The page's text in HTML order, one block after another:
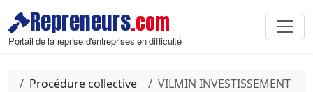
Repreneurs.com
Portail de la reprise d'entreprises en difficulté
Procédure collective VILMIN INVESTISSEMENT